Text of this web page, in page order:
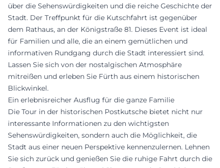
über die Sehenswürdigkeiten und die reiche Geschichte der
Stadt. Der Treffpunkt für die Kutschfahrt ist gegenüber
dem Rathaus, an der Königstraße 81. Dieses Event ist ideal
für Familien und alle, die an einem gemütlichen und
informativen Rundgang durch die Stadt interessiert sind.
Lassen Sie sich von der nostalgischen Atmosphäre
mitreißen und erleben Sie Fürth aus einem historischen
Blickwinkel.
Ein erlebnisreicher Ausflug für die ganze Familie
Die Tour in der historischen Postkutsche bietet nicht nur
interessante Informationen zu den wichtigsten
Sehenswürdigkeiten, sondern auch die Möglichkeit, die
Stadt aus einer neuen Perspektive kennenzulernen. Lehnen
Sie sich zurück und genießen Sie die ruhige Fahrt durch die